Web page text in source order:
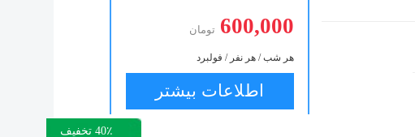
600,000 تومان
هر شب / هر نفر / فولبرد
اطلاعات بیشتر
40٪ تخفیف